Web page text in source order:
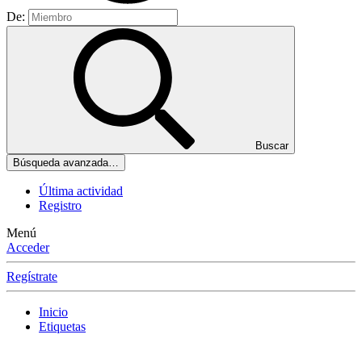
De:
Buscar
Búsqueda avanzada…
Última actividad
Registro
Menú
Acceder
Regístrate
Inicio
Etiquetas